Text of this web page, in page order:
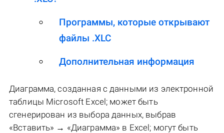
Программы, которые открывают
файлы .XLC
Дополнительная информация
Диаграмма, созданная с данными из электронной
таблицы Microsoft Excel; может быть
сгенерирован из выбора данных, выбрав
«Вставить» → «Диаграмма» в Excel; могут быть